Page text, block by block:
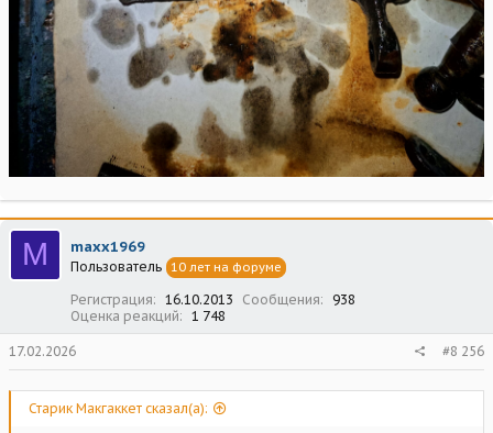
M maxx1969
Пользователь 10 лет на форуме
Регистрация 16.10.2013 Сообщения
938
Оценка реакций
1 748
17.02.2026 #8 256
Старик Макгаккет сказал(а):